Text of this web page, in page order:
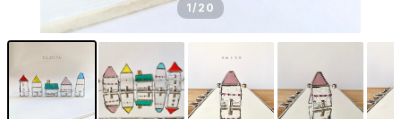
1/20